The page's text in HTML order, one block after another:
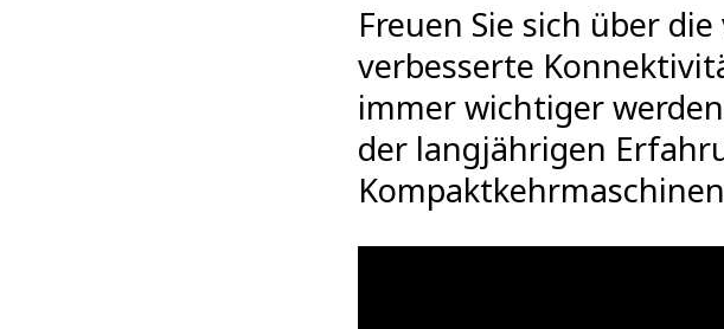
Freuen Sie sich über
verbesserte
immer wichtiger
der langjährigen